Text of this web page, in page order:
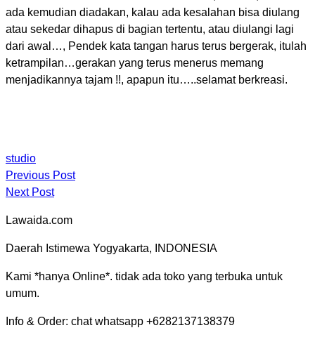
ada kemudian diadakan, kalau ada kesalahan bisa diulang
atau sekedar dihapus di bagian tertentu, atau diulangi lagi
dari awal…, Pendek kata tangan harus terus bergerak, itulah
ketrampilan…gerakan yang terus menerus memang
menjadikannya tajam !!, apapun itu…..selamat berkreasi.
studio
Previous Post
Next Post
Lawaida.com
Daerah Istimewa Yogyakarta, INDONESIA
Kami *hanya Online*. tidak ada toko yang terbuka untuk
umum.
Info & Order: chat whatsapp +6282137138379